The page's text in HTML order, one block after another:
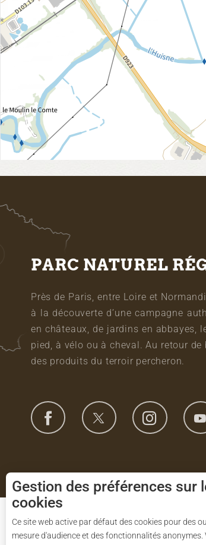
PARC NATUREL
Près de Paris, entre Loire et
à la découverte d’une campagne
en châteaux, de jardins en abbayes,
pied, à vélo ou à cheval. Au retour
des produits du terroir percheron.
Le Syndicat Mixte de gestion du Parc
l'Eure-et-Loir et des 91 communes du
Gestion des préférences sur
cookies
Ce site web active par défaut des cookies pour des
mesure d'audience et des fonctionnalités anonymes.